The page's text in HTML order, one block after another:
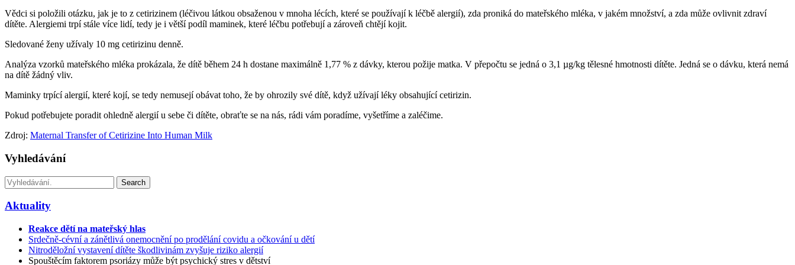
Vědci si položili otázku, jak je to z cetirizinem (léčivou látkou obsaženou v mnoha lécích, které se používají k léčbě alergií), zda proniká do mateřského mléka, v jakém množství, a zda může ovlivnit zdraví
dítěte. Alergiemi trpí stále více lidí, tedy je i větší podíl maminek, které léčbu potřebují a zároveň chtějí kojit.
Sledované ženy užívaly 10 mg cetirizinu denně.
Analýza vzorků mateřského mléka prokázala, že dítě během 24 h dostane maximálně 1,77 % z dávky, kterou požije matka. V přepočtu se jedná o 3,1 µg/kg tělesné hmotnosti dítěte. Jedná se o dávku, která nemá
na dítě žádný vliv.
Maminky trpící alergií, které kojí, se tedy nemusejí obávat toho, že by ohrozily své dítě, když užívají léky obsahující cetirizin.
Pokud potřebujete poradit ohledně alergií u sebe či dítěte, obraťte se na nás, rádi vám poradíme, vyšetříme a zaléčime.
Zdroj: Maternal Transfer of Cetirizine Into Human Milk
Vyhledávání
Search
Aktuality
Reakce dětí na mateřský hlas
Srdečně-cévní a zánětlivá onemocnění po prodělání covidu a očkování u dětí
Nitroděložní vystavení dítěte škodlivinám zvyšuje riziko alergií
Spouštěcím faktorem psoriázy může být psychický stres v dětství